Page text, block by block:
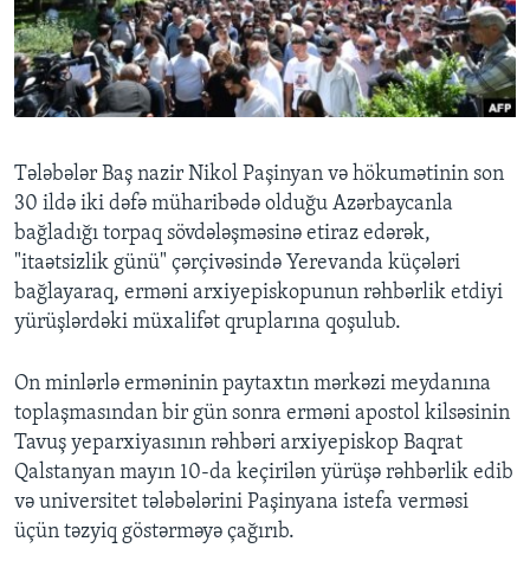
BIZI IZLƏYIN
Dillər
Tələbələr Baş nazir Nikol Paşinyan və hökumətinin son
30 ildə iki dəfə müharibədə olduğu Azərbaycanla
bağladığı torpaq sövdələşməsinə etiraz edərək,
"itaətsizlik günü" çərçivəsində Yerevanda küçələri
bağlayaraq, erməni arxiyepiskopunun rəhbərlik etdiyi
yürüşlərdəki müxalifət qruplarına qoşulub.
On minlərlə erməninin paytaxtın mərkəzi meydanına
toplaşmasından bir gün sonra erməni apostol kilsəsinin
Tavuş yeparxiyasının rəhbəri arxiyepiskop Baqrat
Qalstanyan mayın 10-da keçirilən yürüşə rəhbərlik edib
və universitet tələbələrini Paşinyana istefa verməsi
üçün təzyiq göstərməyə çağırıb.